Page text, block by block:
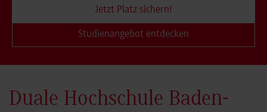
Jetzt Platz sichern!
Studienangebot entdecken
Duale Hochschule Baden-